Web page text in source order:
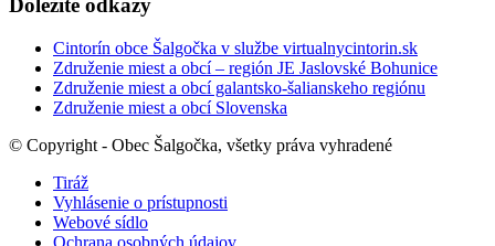
Dôležité odkazy
Cintorín obce Šalgočka v službe virtualnycintorin.sk
Združenie miest a obcí – región JE Jaslovské Bohunice
Združenie miest a obcí galantsko-šalianskeho regiónu
Združenie miest a obcí Slovenska
© Copyright - Obec Šalgočka, všetky práva vyhradené
Tiráž
Vyhlásenie o prístupnosti
Webové sídlo
Ochrana osobných údajov